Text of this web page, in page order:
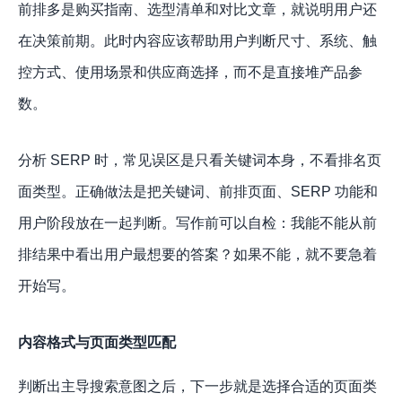
前排多是购买指南、选型清单和对比文章，就说明用户还
在决策前期。此时内容应该帮助用户判断尺寸、系统、触
控方式、使用场景和供应商选择，而不是直接堆产品参
数。
分析 SERP 时，常见误区是只看关键词本身，不看排名页
面类型。正确做法是把关键词、前排页面、SERP 功能和
用户阶段放在一起判断。写作前可以自检：我能不能从前
排结果中看出用户最想要的答案？如果不能，就不要急着
开始写。
内容格式与页面类型匹配
判断出主导搜索意图之后，下一步就是选择合适的页面类